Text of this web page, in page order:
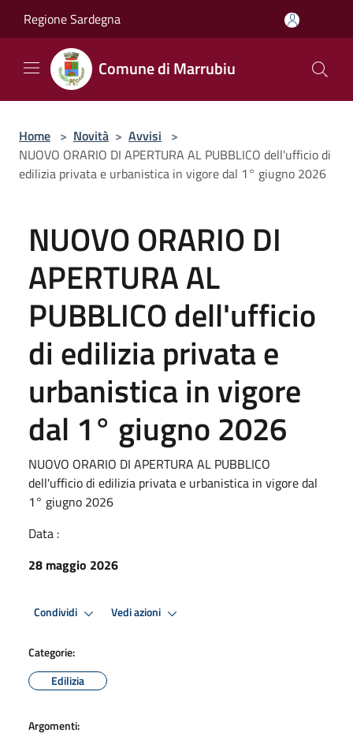
Regione Sardegna
Comune di Marrubiu
Home > Novità > Avvisi >
NUOVO ORARIO DI APERTURA AL PUBBLICO dell'ufficio di
edilizia privata e urbanistica in vigore dal 1° giugno 2026
NUOVO ORARIO DI
APERTURA AL
PUBBLICO dell'ufficio
di edilizia privata e
urbanistica in vigore
dal 1° giugno 2026
NUOVO ORARIO DI APERTURA AL PUBBLICO
dell'ufficio di edilizia privata e urbanistica in vigore dal
1° giugno 2026
Data :
28 maggio 2026
Condividi Vedi azioni
Categorie:
Edilizia
Argomenti: